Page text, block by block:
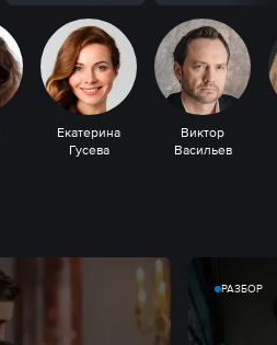
Екатерина
Гусева
Виктор
Васильев
РАЗБОР